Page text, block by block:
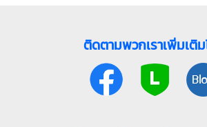
ติดตามพวกเราเพิ่มเติ